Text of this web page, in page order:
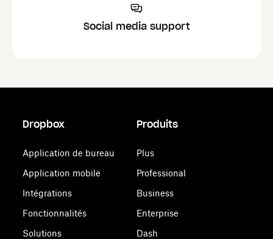
Social media support
Dropbox
Application de bureau
Application mobile
Intégrations
Fonctionnalités
Solutions
Produits
Plus
Professional
Business
Enterprise
Dash